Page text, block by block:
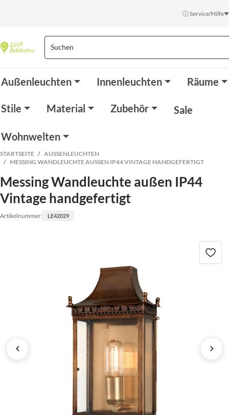
ⓘ Service/Hilfe
Außenleuchten Innenleuchten Räume
Stile Material Zubehör Sale
Wohnwelten
STARTSEITE
AUSSENLEUCHTEN
MESSING WANDLEUCHTE AUSSEN IP44 VINTAGE HANDGEFERTIGT
Messing Wandleuchte außen IP44
Vintage handgefertigt
Artikelnummer: LE42029